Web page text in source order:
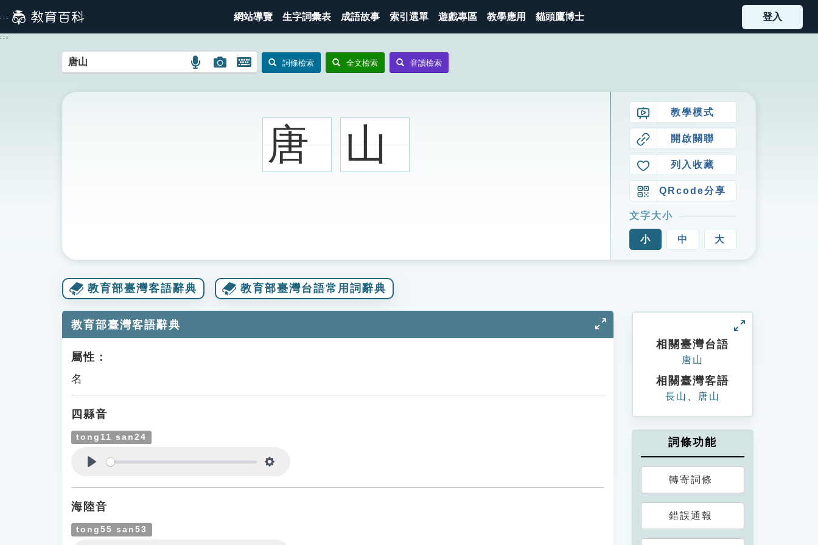
到
主
::: 網站導覽 生字詞彙表 成語故事 索引選單 遊戲專區 教學應用 貓頭鷹博士 登入
:::
語
搜
圖
搜
開
鍵
詞條檢索 全文檢索 音讀檢索
唐 山
教學模式
開啟關聯
列入收藏
QRcode分享
文字大小
小 中 大
教育部臺灣客語辭典 教育部臺灣台語常用詞辭典
教育部臺灣客語辭典
屬性：
名
四縣音
tong11 san24
海陸音
tong55 san53
相關臺灣台語
唐山
相關臺灣客語
長山 唐山
詞條功能
轉寄詞條
錯誤通報